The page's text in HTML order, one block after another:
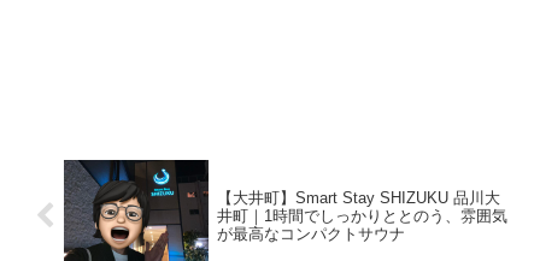
【大井町】Smart Stay SHIZUKU 品川大
井町｜1時間でしっかりととのう、雰囲気
が最高なコンパクトサウナ